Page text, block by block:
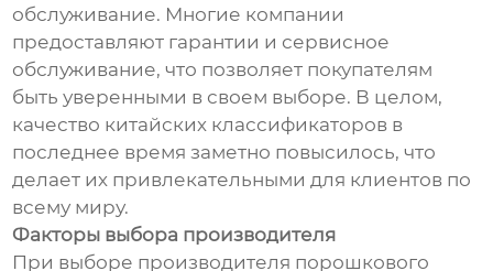
обслуживание. Многие компании
предоставляют гарантии и сервисное
обслуживание, что позволяет покупателям
быть уверенными в своем выборе. В целом,
качество китайских классификаторов в
последнее время заметно повысилось, что
делает их привлекательными для клиентов по
всему миру.
Факторы выбора производителя
При выборе производителя порошкового